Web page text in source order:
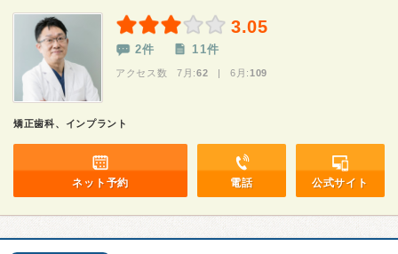
3.05
2件 11件
アクセス数 7月:62 | 6月: 109
矯正歯科、インプラント
ネット予約 電話 公式サイト